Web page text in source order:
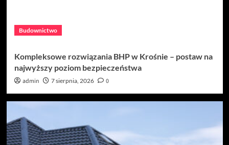
Budownictwo
Kompleksowe rozwiązania BHP w Krośnie – postaw na
najwyższy poziom bezpieczeństwa
admin 7 sierpnia, 2026 0